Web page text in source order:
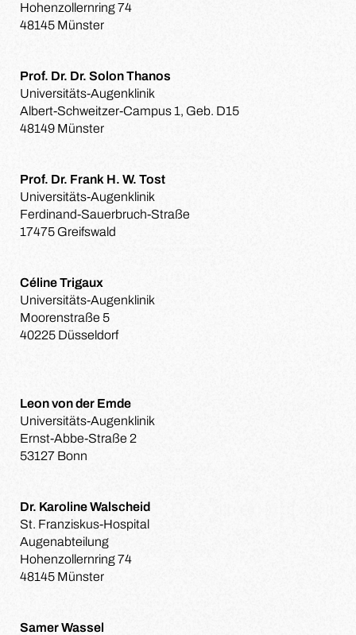
Hohenzollernring 74
48145 Münster
Prof. Dr. Dr. Solon Thanos
Universitäts-Augenklinik
Albert-Schweitzer-Campus 1, Geb. D15
48149 Münster
Prof. Dr. Frank H. W. Tost
Universitäts-Augenklinik
Ferdinand-Sauerbruch-Straße
17475 Greifswald
Céline Trigaux
Universitäts-Augenklinik
Moorenstraße 5
40225 Düsseldorf
Leon von der Emde
Universitäts-Augenklinik
Ernst-Abbe-Straße 2
53127 Bonn
Dr. Karoline Walscheid
St. Franziskus-Hospital
Augenabteilung
Hohenzollernring 74
48145 Münster
Samer Wassel